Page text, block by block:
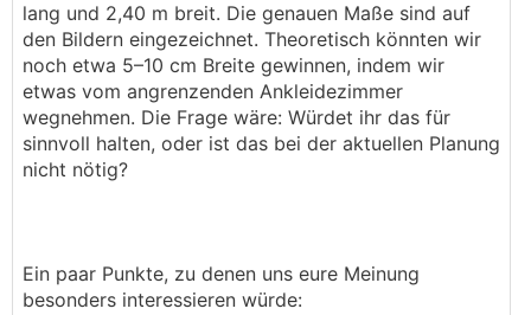
lang und 2,40 m breit. Die genauen Maße sind auf
den Bildern eingezeichnet. Theoretisch könnten wir
noch etwa 5–10 cm Breite gewinnen, indem wir
etwas vom angrenzenden Ankleidezimmer
wegnehmen. Die Frage wäre: Würdet ihr das für
sinnvoll halten, oder ist das bei der aktuellen Planung
nicht nötig?
Ein paar Punkte, zu denen uns eure Meinung
besonders interessieren würde: